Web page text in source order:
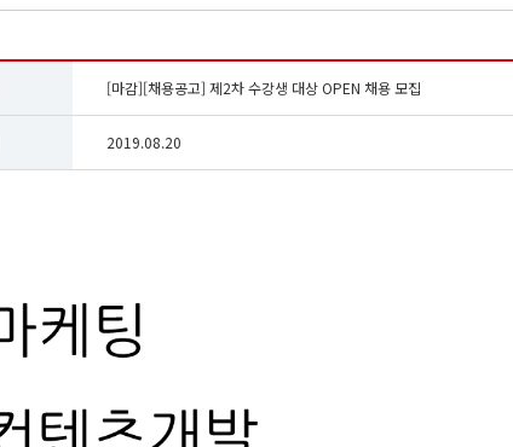
관
기
인
[마감][채용공고] 제2차 수강생 대상 OPEN 채용 모집
2019.08.20